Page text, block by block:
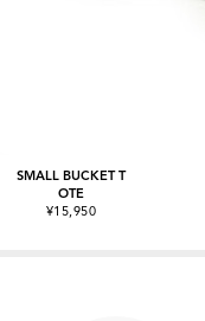
SMALL BUCKET T
OTE
¥15,950